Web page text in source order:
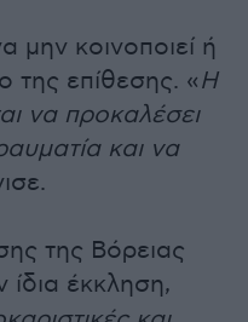
μην κοινοποιεί ή
της επίθεσης. «Η
να προκαλέσει
και να
της Βόρειας
ίδια έκκληση,